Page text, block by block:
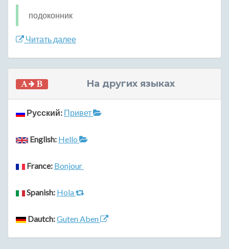
подоконник
Читать далее
На других языках
Русский: Привет
English: Hello
France: Bonjour
Spanish: Hola
Dautch:Guten Aben